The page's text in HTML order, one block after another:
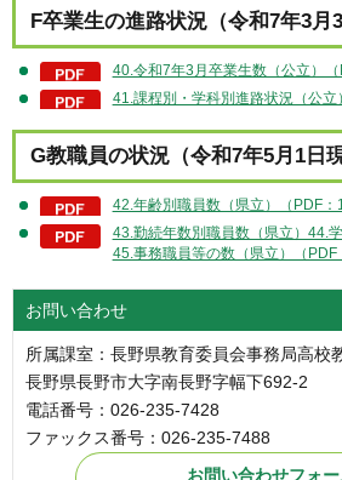
F卒業生の進路状況（令和7年3月
40.令和7年3月卒業生数（公立）（
41.課程別・学科別進路状況（公立
G教職員の状況（令和7年5月1日現
42.年齢別職員数（県立）（PDF：
43.勤続年数別職員数（県立）44.
45.事務職員等の数（県立）（PDF
お問い合わせ
所属課室：長野県教育委員会事務局高校
長野県長野市大字南長野字幅下692-2
電話番号：026-235-7428
ファックス番号：026-235-7488